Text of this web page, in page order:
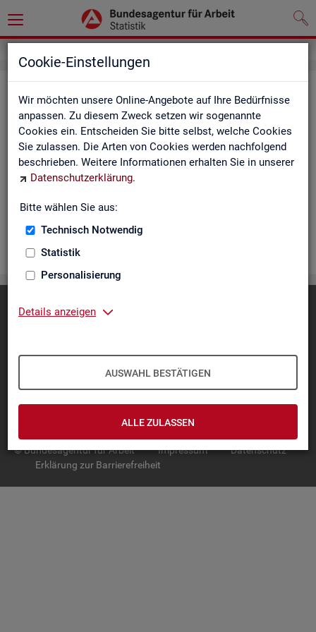
Cookie-Einstellungen
Wir möchten unsere Online-Angebote auf Ihre Bedürfnisse
anpassen. Zu diesem Zweck setzen wir sogenannte
Cookies ein. Entscheiden Sie bitte selbst, welche Cookies
Sie zulassen. Die Arten von Cookies werden nachfolgend
beschrieben. Weitere Informationen erhalten Sie in unserer
Datenschutzerklärung.
Bitte wählen Sie aus:
Technisch Notwendig
Statistik
Personalisierung
Details anzeigen
AUSWAHL BESTÄTIGEN
ALLE ZULASSEN
Rea­li­sier­te Kurz­ar­beit (hoch­ge­rech­
net) - Deutsch­land, Län­der, Re­gio­
nal­di­rek­tio­nen, Agen­tu­ren für Ar­beit
und Krei­se (Mo­nats­zah­len)
nen über Be­stand, Be­trie­be / Be­triebs­grö­ße, Kurz­ar­bei­ter­geld,
Kurz­ar­bei­ter­quo­te und wei­te­re Merk­ma­le.
IN­TER­AK­TI­VE STA­TIS­TI­KEN
GRUND­LA­GEN
© Bundesagentur für Arbeit Impressum
Datenschutz
Erklärung zur Barrierefreiheit